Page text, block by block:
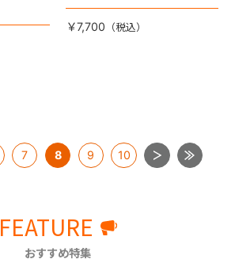
￥7,700
7 8 9 10
FEATURE
おすすめ特集